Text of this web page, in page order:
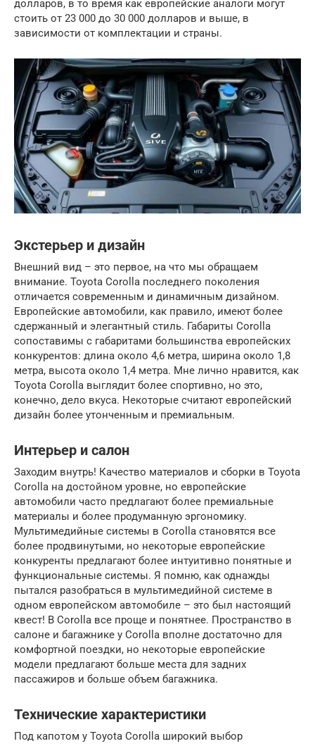
долларов, в то время как европейские аналоги могут
стоить от 23 000 до 30 000 долларов и выше, в
зависимости от комплектации и страны.
Экстерьер и дизайн
Внешний вид – это первое, на что мы обращаем
внимание. Toyota Corolla последнего поколения
отличается современным и динамичным дизайном.
Европейские автомобили, как правило, имеют более
сдержанный и элегантный стиль. Габариты Corolla
сопоставимы с габаритами большинства европейских
конкурентов: длина около 4,6 метра, ширина около 1,8
метра, высота около 1,4 метра. Мне лично нравится, как
Toyota Corolla выглядит более спортивно, но это,
конечно, дело вкуса. Некоторые считают европейский
дизайн более утонченным и премиальным.
Интерьер и салон
Заходим внутрь! Качество материалов и сборки в Toyota
Corolla на достойном уровне, но европейские
автомобили часто предлагают более премиальные
материалы и более продуманную эргономику.
Мультимедийные системы в Corolla становятся все
более продвинутыми, но некоторые европейские
конкуренты предлагают более интуитивно понятные и
функциональные системы. Я помню, как однажды
пытался разобраться в мультимедийной системе в
одном европейском автомобиле – это был настоящий
квест! В Corolla все проще и понятнее. Пространство в
салоне и багажнике у Corolla вполне достаточно для
комфортной поездки, но некоторые европейские
модели предлагают больше места для задних
пассажиров и больше объем багажника.
Технические характеристики
Под капотом у Toyota Corolla широкий выбор